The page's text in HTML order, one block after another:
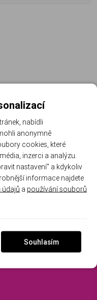
a už Vám
nabídli
anonymně
cookies, které
inzerci a analýzu.
nastavení" a kdykoliv
informace najdete
a používání souborů
Souhlasím